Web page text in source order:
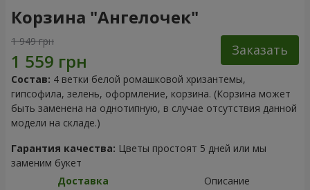
Корзина "Ангелочек"
1 949 грн
Заказать
Состав: 4 ветки белой ромашковой хризантемы,
гипсофила, зелень, оформление, корзина. (Корзина может
быть заменена на однотипную, в случае отсутствия данной
модели на складе.)
Гарантия качества: Цветы простоят 5 дней или мы
заменим букет
Доставка
Описание